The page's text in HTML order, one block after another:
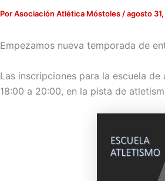
PorAsociación Atlética Móstoles /agosto
Empezamos nueva temporada de
Las inscripciones para la escuela
18:00 a 20:00, en la pista de